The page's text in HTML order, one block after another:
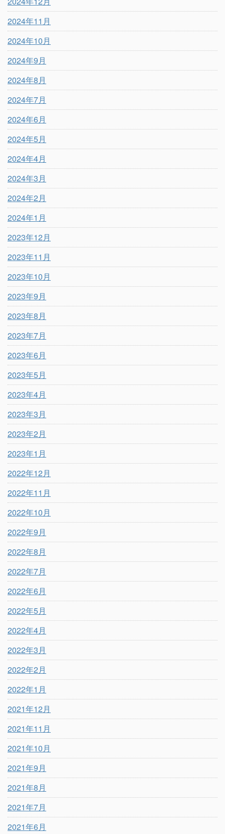
2024年11月
2024年10月
2024年9月
2024年8月
2024年7月
2024年6月
2024年5月
2024年4月
2024年3月
2024年2月
2024年1月
2023年12月
2023年11月
2023年10月
2023年9月
2023年8月
2023年7月
2023年6月
2023年5月
2023年4月
2023年3月
2023年2月
2023年1月
2022年12月
2022年11月
2022年10月
2022年9月
2022年8月
2022年7月
2022年6月
2022年5月
2022年4月
2022年3月
2022年2月
2022年1月
2021年12月
2021年11月
2021年10月
2021年9月
2021年8月
2021年7月
2021年6月